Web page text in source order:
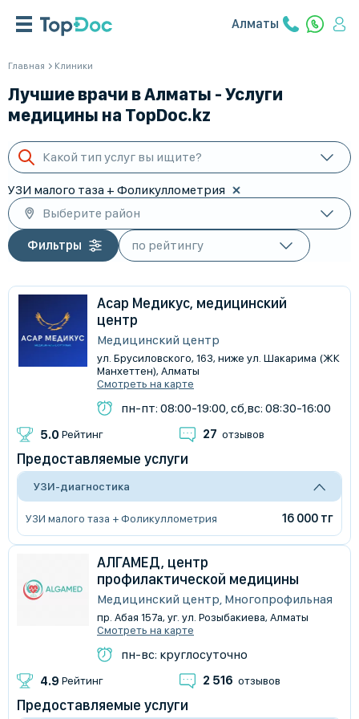
Алматы
Главная Клиники
Лучшие врачи в Алматы - Услуги
медицины на TopDoc.kz
Какой тип услуг вы ищите?
УЗИ малого таза + Фоликуллометрия
Выберите район
Фильтры
Асар Медикус, медицинский
центр
Медицинский центр
ул. Брусиловского, 163, ниже ул. Шакарима (ЖК
Манхеттен), Алматы
Смотреть на карте
пн-пт: 08:00-19:00, сб,вс: 08:30-16:00
5.0 Рейтинг 27 отзывов
Предоставляемые услуги
УЗИ-диагностика
УЗИ малого таза + Фоликуллометрия 16 000 тг
АЛГАМЕД, центр
профилактической медицины
Медицинский центр, Многопрофильная
пр. Абая 157а, уг. ул. Розыбакиева, Алматы
Смотреть на карте
пн-вс: круглосуточно
4.9 Рейтинг 2 516 отзывов
Предоставляемые услуги